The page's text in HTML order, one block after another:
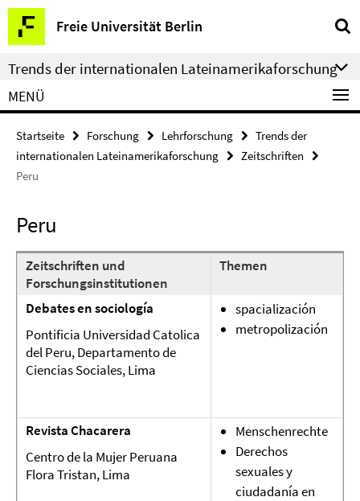
Springe
direkt
zu
Inhalt
Freie Universität Berlin
Service-
Navigation
Trends der internationalen Lateinamerikaforschung
MENÜ
Startseite Forschung Lehrforschung
Trends der
internationalen Lateinamerikaforschung
Zeitschriften
Peru
Peru
Zeitschriften und
Forschungsinstitutionen
Themen
Debates en sociología
Pontificia Universidad Catolica
del Peru, Departamento de
Ciencias Sociales, Lima
spacialización
metropolización
Revista Chacarera
Centro de la Mujer Peruana
Flora Tristan, Lima
Menschenrechte
Derechos
sexuales y
ciudadanía en